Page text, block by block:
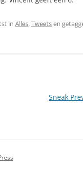
in Alles,Tweetsen
Sneak